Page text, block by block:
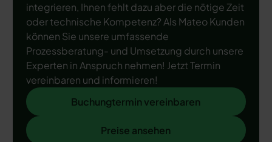
integrieren, Ihnen fehlt dazu aber die nötige Zeit
oder technische Kompetenz? Als Mateo Kunden
können Sie unsere umfassende
Prozessberatung- und Umsetzung durch unsere
Experten in Anspruch nehmen! Jetzt Termin
vereinbaren und informieren!
Buchungtermin vereinbaren
Buchungtermin vereinbaren
Preise ansehen
Preise ansehen